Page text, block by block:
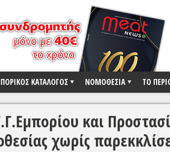
ΚΑΤΑΛΟΓΟΣ ΝΟΜΟΘΕΣΙΑ ΤΟ
και
χωρίς